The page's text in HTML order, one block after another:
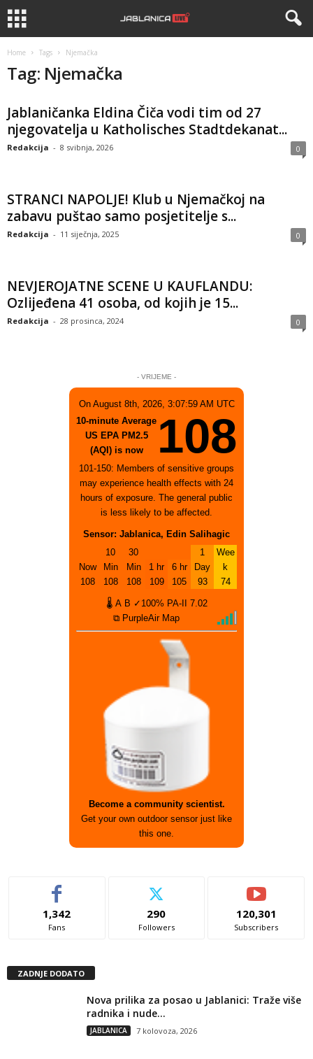
Home Tags Njemačka
Tag: Njemačka
Jablaničanka Eldina Čiča vodi tim od 27
njegovatelja u Katholisches Stadtdekanat...
Redakcija - 8 svibnja, 2026 0
STRANCI NAPOLJE! Klub u Njemačkoj na
zabavu puštao samo posjetitelje s...
Redakcija - 11 siječnja, 2025 0
NEVJEROJATNE SCENE U KAUFLANDU:
Ozlijeđena 41 osoba, od kojih je 15...
Redakcija - 28 prosinca, 2024 0
- VRIJEME -
On August 8th, 2026, 3:07:59 AM UTC
10-minute Average
US EPA PM2.5
(AQI) is now
108
101-150: Members of sensitive groups
may experience health effects with 24
hours of exposure. The general public
is less likely to be affected.
Sensor: Jablanica, Edin Salihagic
Now
108
10
Min
108
30
Min
108
1 hr
109
6 hr
105
1
Day
93
Wee
k
74
🌡 A B ✓100% PA-II
7.02
⧉ PurpleAir Map
Become a community scientist.
Get your own outdoor sensor just like
this one.
1,342
Fans
290
Followers
120,301
Subscribers
ZADNJE DODATO
Nova prilika za posao u Jablanici: Traže više
radnika i nude...
JABLANICA 7 kolovoza, 2026